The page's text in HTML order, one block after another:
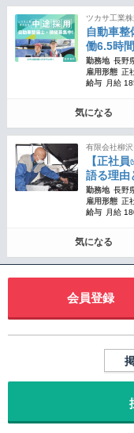
ツカサ工業
自動車整
働6.5時間
勤務地 長野
雇用形態 正
給与
月給
気になる
有限会社柳
【正社
語る理由
勤務地 長野
雇用形態 正
給与
月給
気になる
会員登録